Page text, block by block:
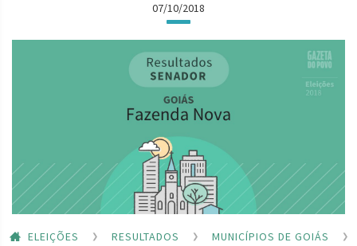
07/10/2018
ELEIÇÕES RESULTADOS
MUNICÍPIOS DE GOIÁS